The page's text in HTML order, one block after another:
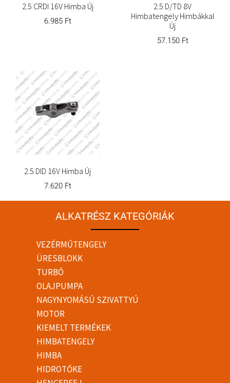
2.5 CRDI 16V Himba Új
6.985 Ft
2.5 D/TD 8V
Himbatengely Himbákkal
Új
57.150 Ft
2.5 DID 16V Himba Új
7.620 Ft
ALKATRÉSZ KATEGÓRIÁK
VEZÉRMŰTENGELY
ÜRESBLOKK
TURBÓ
OLAJPUMPA
NAGYNYOMÁSÚ SZIVATTYÚ
MOTOR
KIEMELT TERMÉKEK
HIMBATENGELY
HIMBA
HIDROTŐKE